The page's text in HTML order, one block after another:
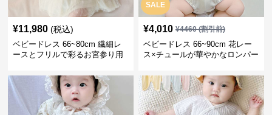
¥11,980 (税込)
ベビードレス 66~80cm 繊細レ
ースとフリルで彩るお宮参り用
SALE
¥4,010 ¥4460(割引前)
ベビードレス 66~90cm 花レー
ス×チュールが華やかなロンパー